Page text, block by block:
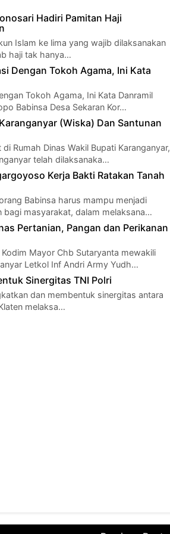
Hadiri Pamitan Haji
Islam ke lima yang wajib dilaksanakan
haji tak hanya…
Dengan Tokoh Agama, Ini Kata
Tokoh Agama, Ini Kata Danramil
Babinsa Desa Sekaran Kor…
(Wiska) Dan Santunan
Rumah Dinas Wakil Bupati Karanganyar,
telah dilaksanaka…
Kerja Bakti Ratakan Tanah
Babinsa harus mampu menjadi
bagi masyarakat, dalam melaksana…
Pertanian, Pangan dan Perikanan
Mayor Chb Sutaryanta mewakili
Letkol Inf Andri Army Yudh…
Sinergitas TNI Polri
dan membentuk sinergitas antara
melaksa…